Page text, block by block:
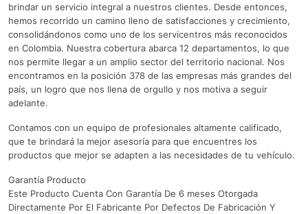
brindar un servicio integral a nuestros clientes. Desde entonces,
hemos recorrido un camino lleno de satisfacciones y crecimiento,
consolidándonos como uno de los servicentros más reconocidos
en Colombia. Nuestra cobertura abarca 12 departamentos, lo que
nos permite llegar a un amplio sector del territorio nacional. Nos
encontramos en la posición 378 de las empresas más grandes del
país, un logro que nos llena de orgullo y nos motiva a seguir
adelante.
Contamos con un equipo de profesionales altamente calificado,
que te brindará la mejor asesoría para que encuentres los
productos que mejor se adapten a las necesidades de tu vehículo.
Garantía Producto
Este Producto Cuenta Con Garantía De 6 meses Otorgada
Directamente Por El Fabricante Por Defectos De Fabricación Y